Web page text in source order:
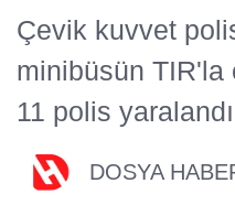
Çevik kuvvet
minibüsün TIR'la
11 polis
DOSYA